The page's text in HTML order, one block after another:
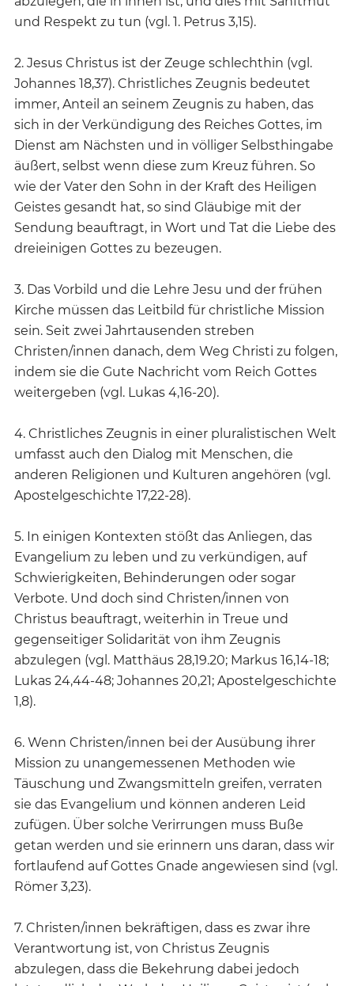
und Respekt zu tun (vgl. 1. Petrus 3,15).
2. Jesus Christus ist der Zeuge schlechthin (vgl.
Johannes 18,37). Christliches Zeugnis bedeutet
immer, Anteil an seinem Zeugnis zu haben, das
sich in der Verkündigung des Reiches Gottes, im
Dienst am Nächsten und in völliger Selbsthingabe
äußert, selbst wenn diese zum Kreuz führen. So
wie der Vater den Sohn in der Kraft des Heiligen
Geistes gesandt hat, so sind Gläubige mit der
Sendung beauftragt, in Wort und Tat die Liebe des
dreieinigen Gottes zu bezeugen.
3. Das Vorbild und die Lehre Jesu und der frühen
Kirche müssen das Leitbild für christliche Mission
sein. Seit zwei Jahrtausenden streben
Christen/innen danach, dem Weg Christi zu folgen,
indem sie die Gute Nachricht vom Reich Gottes
weitergeben (vgl. Lukas 4,16-20).
4. Christliches Zeugnis in einer pluralistischen Welt
umfasst auch den Dialog mit Menschen, die
anderen Religionen und Kulturen angehören (vgl.
Apostelgeschichte 17,22-28).
5. In einigen Kontexten stößt das Anliegen, das
Evangelium zu leben und zu verkündigen, auf
Schwierigkeiten, Behinderungen oder sogar
Verbote. Und doch sind Christen/innen von
Christus beauftragt, weiterhin in Treue und
gegenseitiger Solidarität von ihm Zeugnis
abzulegen (vgl. Matthäus 28,19.20; Markus 16,14-18;
Lukas 24,44-48; Johannes 20,21; Apostelgeschichte
1,8).
6. Wenn Christen/innen bei der Ausübung ihrer
Mission zu unangemessenen Methoden wie
Täuschung und Zwangsmitteln greifen, verraten
sie das Evangelium und können anderen Leid
zufügen. Über solche Verirrungen muss Buße
getan werden und sie erinnern uns daran, dass wir
fortlaufend auf Gottes Gnade angewiesen sind (vgl.
Römer 3,23).
7. Christen/innen bekräftigen, dass es zwar ihre
Verantwortung ist, von Christus Zeugnis
abzulegen, dass die Bekehrung dabei jedoch